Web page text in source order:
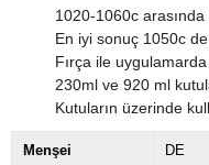
1020-1060c
En iyi sonuç 1050c de
Fırça ile
230ml ve 920 ml
Kutuların üzerinde
Menşei DE